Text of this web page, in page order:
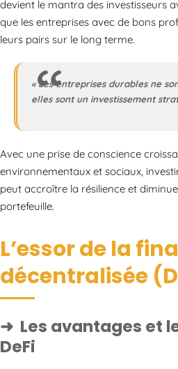
devient le mantra des investisseurs
que les entreprises avec de bons
leurs pairs sur le long terme.
« Les entreprises durables ne
elles sont un investissement
Avec une prise de conscience
environnementaux et sociaux,
peut accroître la résilience et
portefeuille.
L’essor de la
décentralisée
Les avantages et
DeFi